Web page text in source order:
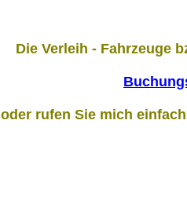
Die Verleih - Fahrzeuge
oder rufen Sie mich